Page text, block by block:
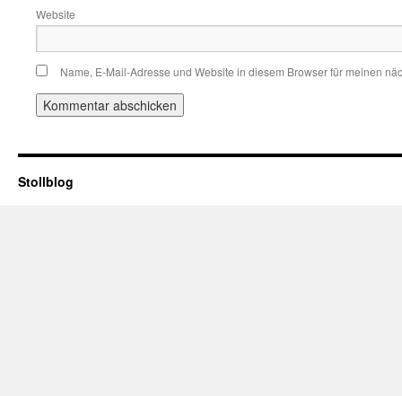
Website
Name, E-Mail-Adresse und Website in diesem Browser für meinen
Stollblog